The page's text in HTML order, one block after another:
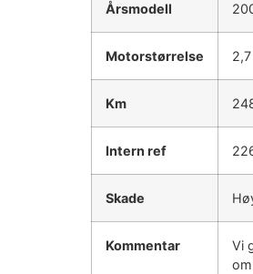
Årsmodell
Motorstørrelse
Km
Intern ref
Skade
Kommentar
Vi